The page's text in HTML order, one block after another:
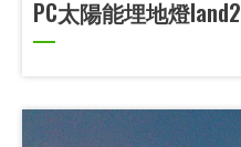
PC太陽能埋地燈land2